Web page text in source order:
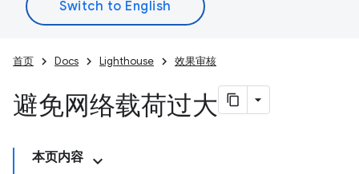
首页 Docs Lighthouse 效果审核
避免网络载荷过大
本页内容